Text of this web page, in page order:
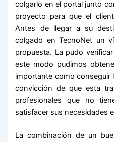
colgarlo en el portal junto
proyecto para que el
Antes de llegar a su
colgado en TecnoNet un
propuesta. La pudo
este modo pudimos
importante como conseguir
convicción de que esta
profesionales que no
satisfacer sus necesidades
La combinación de un